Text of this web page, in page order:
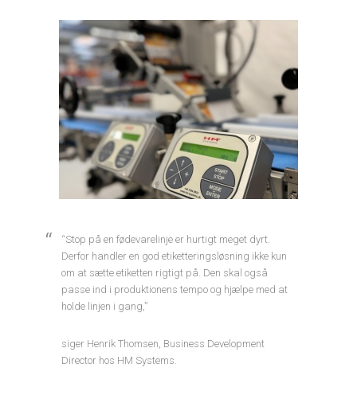
“Stop på en fødevarelinje er hurtigt meget dyrt.
Derfor handler en god etiketteringsløsning ikke kun
om at sætte etiketten rigtigt på. Den skal også
passe ind i produktionens tempo og hjælpe med at
holde linjen i gang,”
siger Henrik Thomsen, Business Development
Director hos HM Systems.